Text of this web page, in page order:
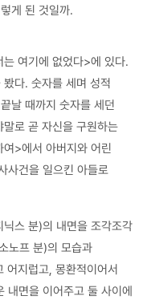
게 된 것일까.
여기에 없었다>에 있다.
다. 숫자를 세며 성적
날 때까지 숫자를 세던
로 곧 자신을 구원하는
>에서 아버지와 어린
사건을 일으킨 아들로
스 분)의 내면을 조각조각
노프 분)의 모습과
어지럽고, 몽환적이어서
내면을 이어주고 둘 사이에